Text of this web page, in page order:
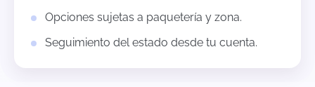
Opciones sujetas a paquetería y zona.
Seguimiento del estado desde tu cuenta.